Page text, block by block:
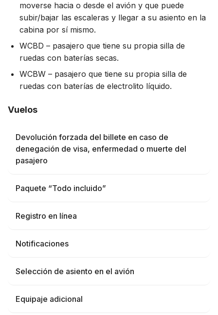
moverse hacia o desde el avión y que puede
subir/bajar las escaleras y llegar a su asiento en la
cabina por sí mismo.
WCBD – pasajero que tiene su propia silla de
ruedas con baterías secas.
WCBW – pasajero que tiene su propia silla de
ruedas con baterías de electrolito líquido.
Vuelos
Devolución forzada del billete en caso de
denegación de visa, enfermedad o muerte del
pasajero
Paquete “Todo incluido”
Registro en línea
Notificaciones
Selección de asiento en el avión
Equipaje adicional